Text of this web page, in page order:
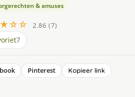
& amuses
2.86 (7)
7
Pinterest
Kopieer link